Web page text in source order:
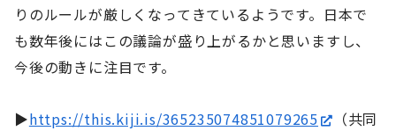
りのルールが厳しくなってきているようです。日本で
も数年後にはこの議論が盛り上がるかと思いますし、
今後の動きに注目です。
▶https://this.kiji.is/365235074851079265
（共同